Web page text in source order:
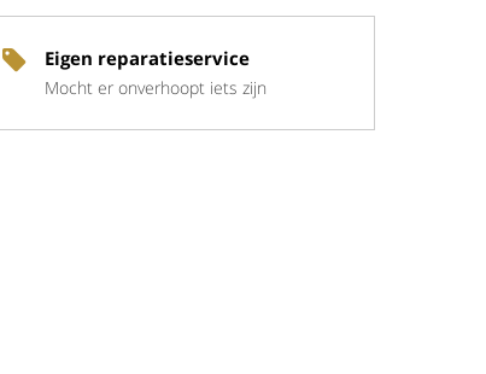
Eigen reparatieservice
Mocht er onverhoopt iets zijn